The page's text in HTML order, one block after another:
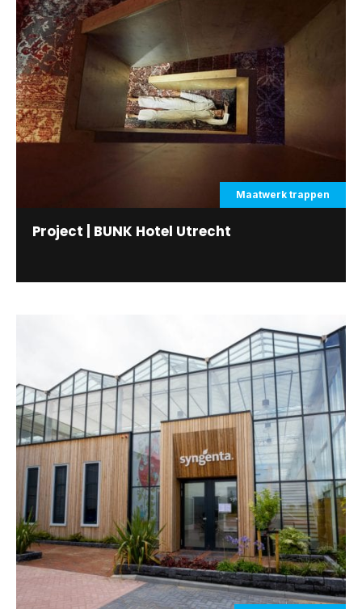
Maatwerk trappen
Project | BUNK Hotel Utrecht